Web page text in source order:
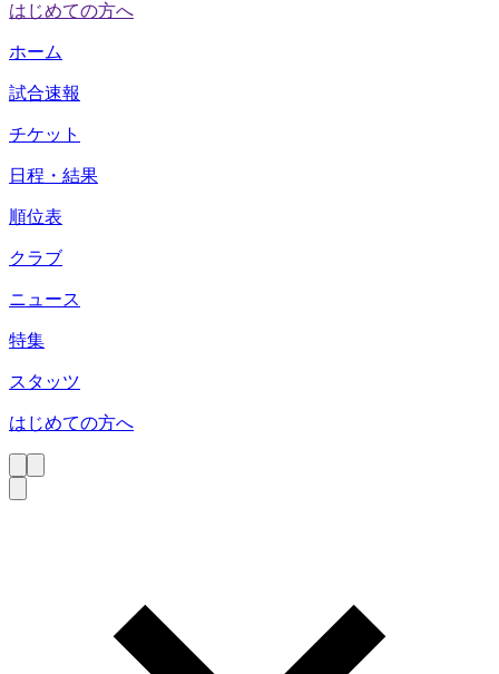
はじめての方へ
ホーム
試合速報
チケット
日程・結果
順位表
クラブ
ニュース
特集
スタッツ
はじめての方へ